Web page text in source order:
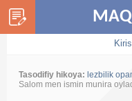
Tasodifiy hikoya: lezbilik
Salom men ismin munira